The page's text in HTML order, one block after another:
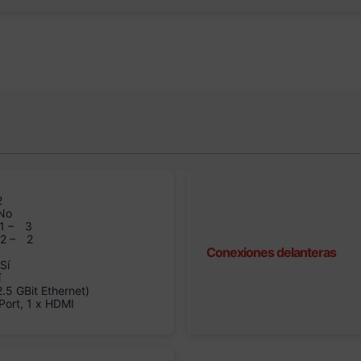
–
3
–
2
Sí
GBit Ethernet)
1 x HDMI
Conexiones delanteras